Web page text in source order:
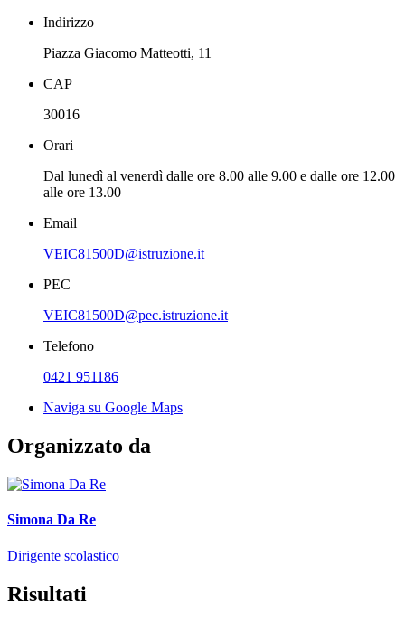
Indirizzo
Piazza Giacomo Matteotti, 11
CAP
30016
Orari
Dal lunedì al venerdì dalle ore 8.00 alle 9.00 e dalle ore 12.00
alle ore 13.00
Email
VEIC81500D@istruzione.it
PEC
VEIC81500D@pec.istruzione.it
Telefono
0421 951186
Naviga su Google Maps
Organizzato da
Simona Da Re
Dirigente scolastico
Risultati